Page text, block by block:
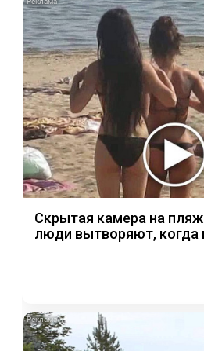
Скрытая камера на
люди вытворяют, когда